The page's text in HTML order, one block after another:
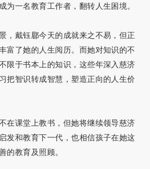
为一名教育工作者，翻转人生困境。
，戴钰郿今天的成就来之不易，但正
富了她的人生阅历。而她对知识的不
限于书本上的知识，这些年深入慈济
把智识转成智慧，塑造正向的人生价
在课堂上教书，但她将继续领导慈济
发和教育下一代，也相信孩子在她这
的教育及照顾。